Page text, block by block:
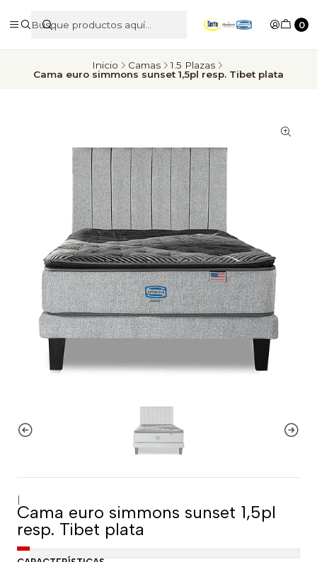
0
Inicio Camas
1.5 Plazas
Cama euro simmons sunset 1,5pl resp. Tibet plata
|
Cama euro simmons sunset 1,5pl
resp. Tibet plata